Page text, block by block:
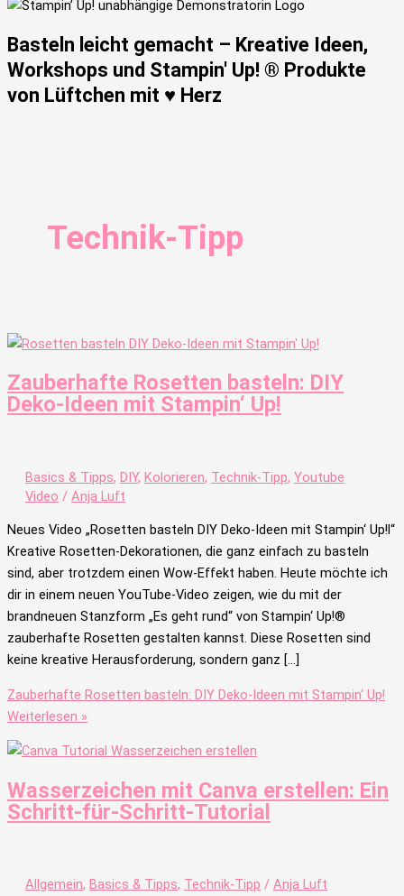
Basteln leicht gemacht – Kreative Ideen,
Workshops und Stampin' Up! ® Produkte
von Lüftchen mit ♥ Herz
Technik-Tipp
Zauberhafte Rosetten basteln: DIY
Deko-Ideen mit Stampin‘ Up!
Basics & Tipps, DIY, Kolorieren, Technik-Tipp, Youtube
Video / Anja Luft
Neues Video „Rosetten basteln DIY Deko-Ideen mit Stampin‘ Up!l“
Kreative Rosetten-Dekorationen, die ganz einfach zu basteln
sind, aber trotzdem einen Wow-Effekt haben. Heute möchte ich
dir in einem neuen YouTube-Video zeigen, wie du mit der
brandneuen Stanzform „Es geht rund“ von Stampin‘ Up!®
zauberhafte Rosetten gestalten kannst. Diese Rosetten sind
keine kreative Herausforderung, sondern ganz […]
Zauberhafte Rosetten basteln: DIY Deko-Ideen mit Stampin‘ Up!
Weiterlesen »
Wasserzeichen mit Canva erstellen: Ein
Schritt-für-Schritt-Tutorial
Allgemein, Basics & Tipps, Technik-Tipp / Anja Luft